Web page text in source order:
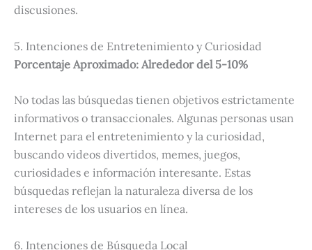
discusiones.
5. Intenciones de Entretenimiento y Curiosidad
Porcentaje Aproximado: Alrededor del 5-10%
No todas las búsquedas tienen objetivos estrictamente
informativos o transaccionales. Algunas personas usan
Internet para el entretenimiento y la curiosidad,
buscando videos divertidos, memes, juegos,
curiosidades e información interesante. Estas
búsquedas reflejan la naturaleza diversa de los
intereses de los usuarios en línea.
6. Intenciones de Búsqueda Local